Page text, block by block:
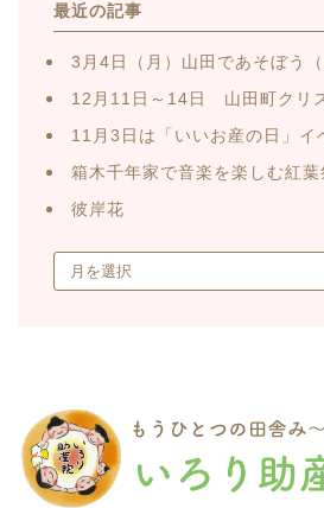
最近の記事
3月4日（月）山田であそぼう
12月11日～14日 山田町クリ
11月3日は「いいお産の日」
箱木千年家で音楽を楽しむ紅
彼岸花